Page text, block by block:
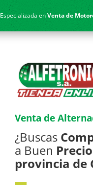
Especializada enVenta de
Venta de
¿Buscas
a Buen Precio
provincia de
▬